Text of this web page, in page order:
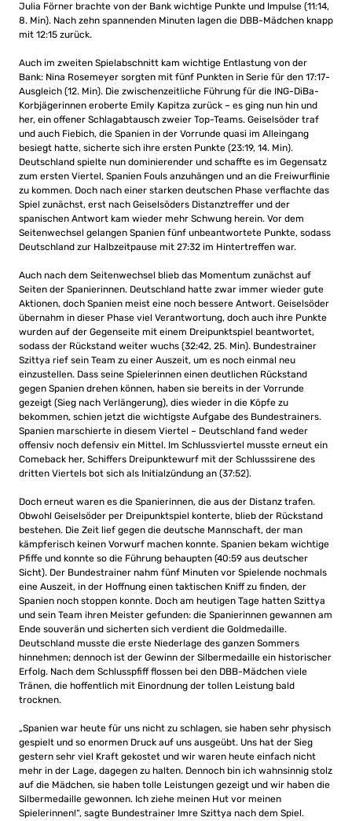
Julia Förner brachte von der Bank wichtige Punkte und Impulse (11:14,
8. Min). Nach zehn spannenden Minuten lagen die DBB-Mädchen knapp
mit 12:15 zurück.
Auch im zweiten Spielabschnitt kam wichtige Entlastung von der
Bank: Nina Rosemeyer sorgten mit fünf Punkten in Serie für den 17:17-
Ausgleich (12. Min). Die zwischenzeitliche Führung für die ING-DiBa-
Korbjägerinnen eroberte Emily Kapitza zurück – es ging nun hin und
her, ein offener Schlagabtausch zweier Top-Teams. Geiselsöder traf
und auch Fiebich, die Spanien in der Vorrunde quasi im Alleingang
besiegt hatte, sicherte sich ihre ersten Punkte (23:19, 14. Min).
Deutschland spielte nun dominierender und schaffte es im Gegensatz
zum ersten Viertel, Spanien Fouls anzuhängen und an die Freiwurflinie
zu kommen. Doch nach einer starken deutschen Phase verflachte das
Spiel zunächst, erst nach Geiselsöders Distanztreffer und der
spanischen Antwort kam wieder mehr Schwung herein. Vor dem
Seitenwechsel gelangen Spanien fünf unbeantwortete Punkte, sodass
Deutschland zur Halbzeitpause mit 27:32 im Hintertreffen war.
Auch nach dem Seitenwechsel blieb das Momentum zunächst auf
Seiten der Spanierinnen. Deutschland hatte zwar immer wieder gute
Aktionen, doch Spanien meist eine noch bessere Antwort. Geiselsöder
übernahm in dieser Phase viel Verantwortung, doch auch ihre Punkte
wurden auf der Gegenseite mit einem Dreipunktspiel beantwortet,
sodass der Rückstand weiter wuchs (32:42, 25. Min). Bundestrainer
Szittya rief sein Team zu einer Auszeit, um es noch einmal neu
einzustellen. Dass seine Spielerinnen einen deutlichen Rückstand
gegen Spanien drehen können, haben sie bereits in der Vorrunde
gezeigt (Sieg nach Verlängerung), dies wieder in die Köpfe zu
bekommen, schien jetzt die wichtigste Aufgabe des Bundestrainers.
Spanien marschierte in diesem Viertel – Deutschland fand weder
offensiv noch defensiv ein Mittel. Im Schlussviertel musste erneut ein
Comeback her, Schiffers Dreipunktewurf mit der Schlusssirene des
dritten Viertels bot sich als Initialzündung an (37:52).
Doch erneut waren es die Spanierinnen, die aus der Distanz trafen.
Obwohl Geiselsöder per Dreipunktspiel konterte, blieb der Rückstand
bestehen. Die Zeit lief gegen die deutsche Mannschaft, der man
kämpferisch keinen Vorwurf machen konnte. Spanien bekam wichtige
Pfiffe und konnte so die Führung behaupten (40:59 aus deutscher
Sicht). Der Bundestrainer nahm fünf Minuten vor Spielende nochmals
eine Auszeit, in der Hoffnung einen taktischen Kniff zu finden, der
Spanien noch stoppen konnte. Doch am heutigen Tage hatten Szittya
und sein Team ihren Meister gefunden: die Spanierinnen gewannen am
Ende souverän und sicherten sich verdient die Goldmedaille.
Deutschland musste die erste Niederlage des ganzen Sommers
hinnehmen; dennoch ist der Gewinn der Silbermedaille ein historischer
Erfolg. Nach dem Schlusspfiff flossen bei den DBB-Mädchen viele
Tränen, die hoffentlich mit Einordnung der tollen Leistung bald
trocknen.
„Spanien war heute für uns nicht zu schlagen, sie haben sehr physisch
gespielt und so enormen Druck auf uns ausgeübt. Uns hat der Sieg
gestern sehr viel Kraft gekostet und wir waren heute einfach nicht
mehr in der Lage, dagegen zu halten. Dennoch bin ich wahnsinnig stolz
auf die Mädchen, sie haben tolle Leistungen gezeigt und wir haben die
Silbermedaille gewonnen. Ich ziehe meinen Hut vor meinen
Spielerinnen!“, sagte Bundestrainer Imre Szittya nach dem Spiel.